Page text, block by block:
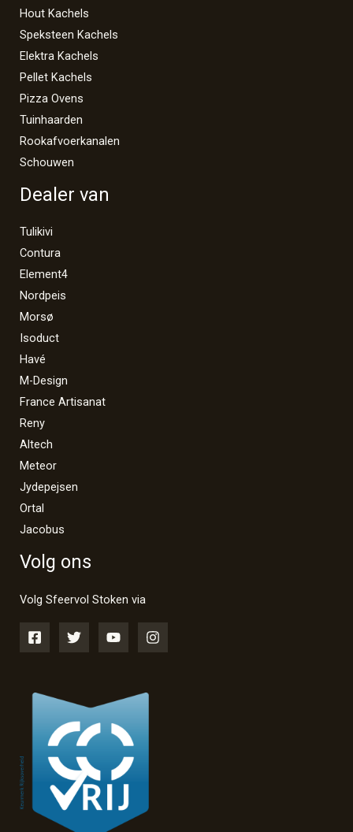
Hout Kachels
Speksteen Kachels
Elektra Kachels
Pellet Kachels
Pizza Ovens
Tuinhaarden
Rookafvoerkanalen
Schouwen
Dealer van
Tulikivi
Contura
Element4
Nordpeis
Morsø
Isoduct
Havé
M-Design
France Artisanat
Reny
Altech
Meteor
Jydepejsen
Ortal
Jacobus
Volg ons
Volg Sfeervol Stoken via